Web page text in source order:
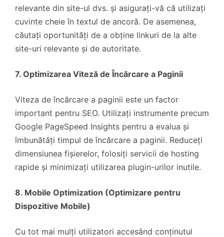
relevante din site-ul dvs. și asigurați-vă că utilizați
cuvinte cheie în textul de ancoră. De asemenea,
căutați oportunități de a obține linkuri de la alte
site-uri relevante și de autoritate.
7. Optimizarea Viteză de Încărcare a Paginii
Viteza de încărcare a paginii este un factor
important pentru SEO. Utilizați instrumente precum
Google PageSpeed Insights pentru a evalua și
îmbunătăți timpul de încărcare a paginii. Reduceți
dimensiunea fișierelor, folosiți servicii de hosting
rapide și minimizați utilizarea plugin-urilor inutile.
8. Mobile Optimization (Optimizare pentru
Dispozitive Mobile)
Cu tot mai mulți utilizatori accesând conținutul